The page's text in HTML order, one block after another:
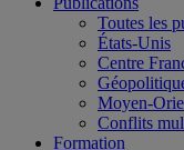
Toutes les
États-Unis
Centre
Moyen-
Conflits
Formation